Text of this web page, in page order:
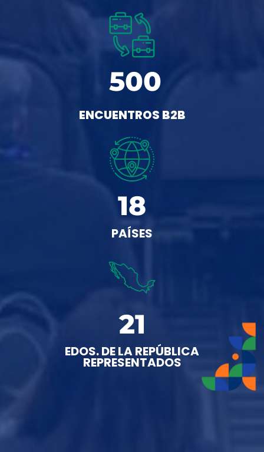
500
ENCUENTROS B2B
18
PAÍSES
21
EDOS. DE LA REPÚBLICA
REPRESENTADOS